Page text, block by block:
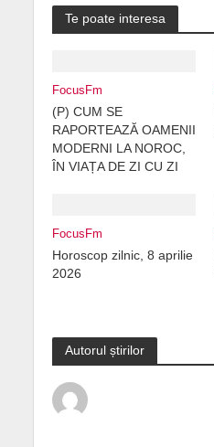
Te poate interesa
FocusFm
(P) CUM SE
RAPORTEAZĂ OAMENII
MODERNI LA NOROC,
ÎN VIAȚA DE ZI CU ZI
FocusFm
Horoscop zilnic, 8 aprilie
2026
Autorul știrilor